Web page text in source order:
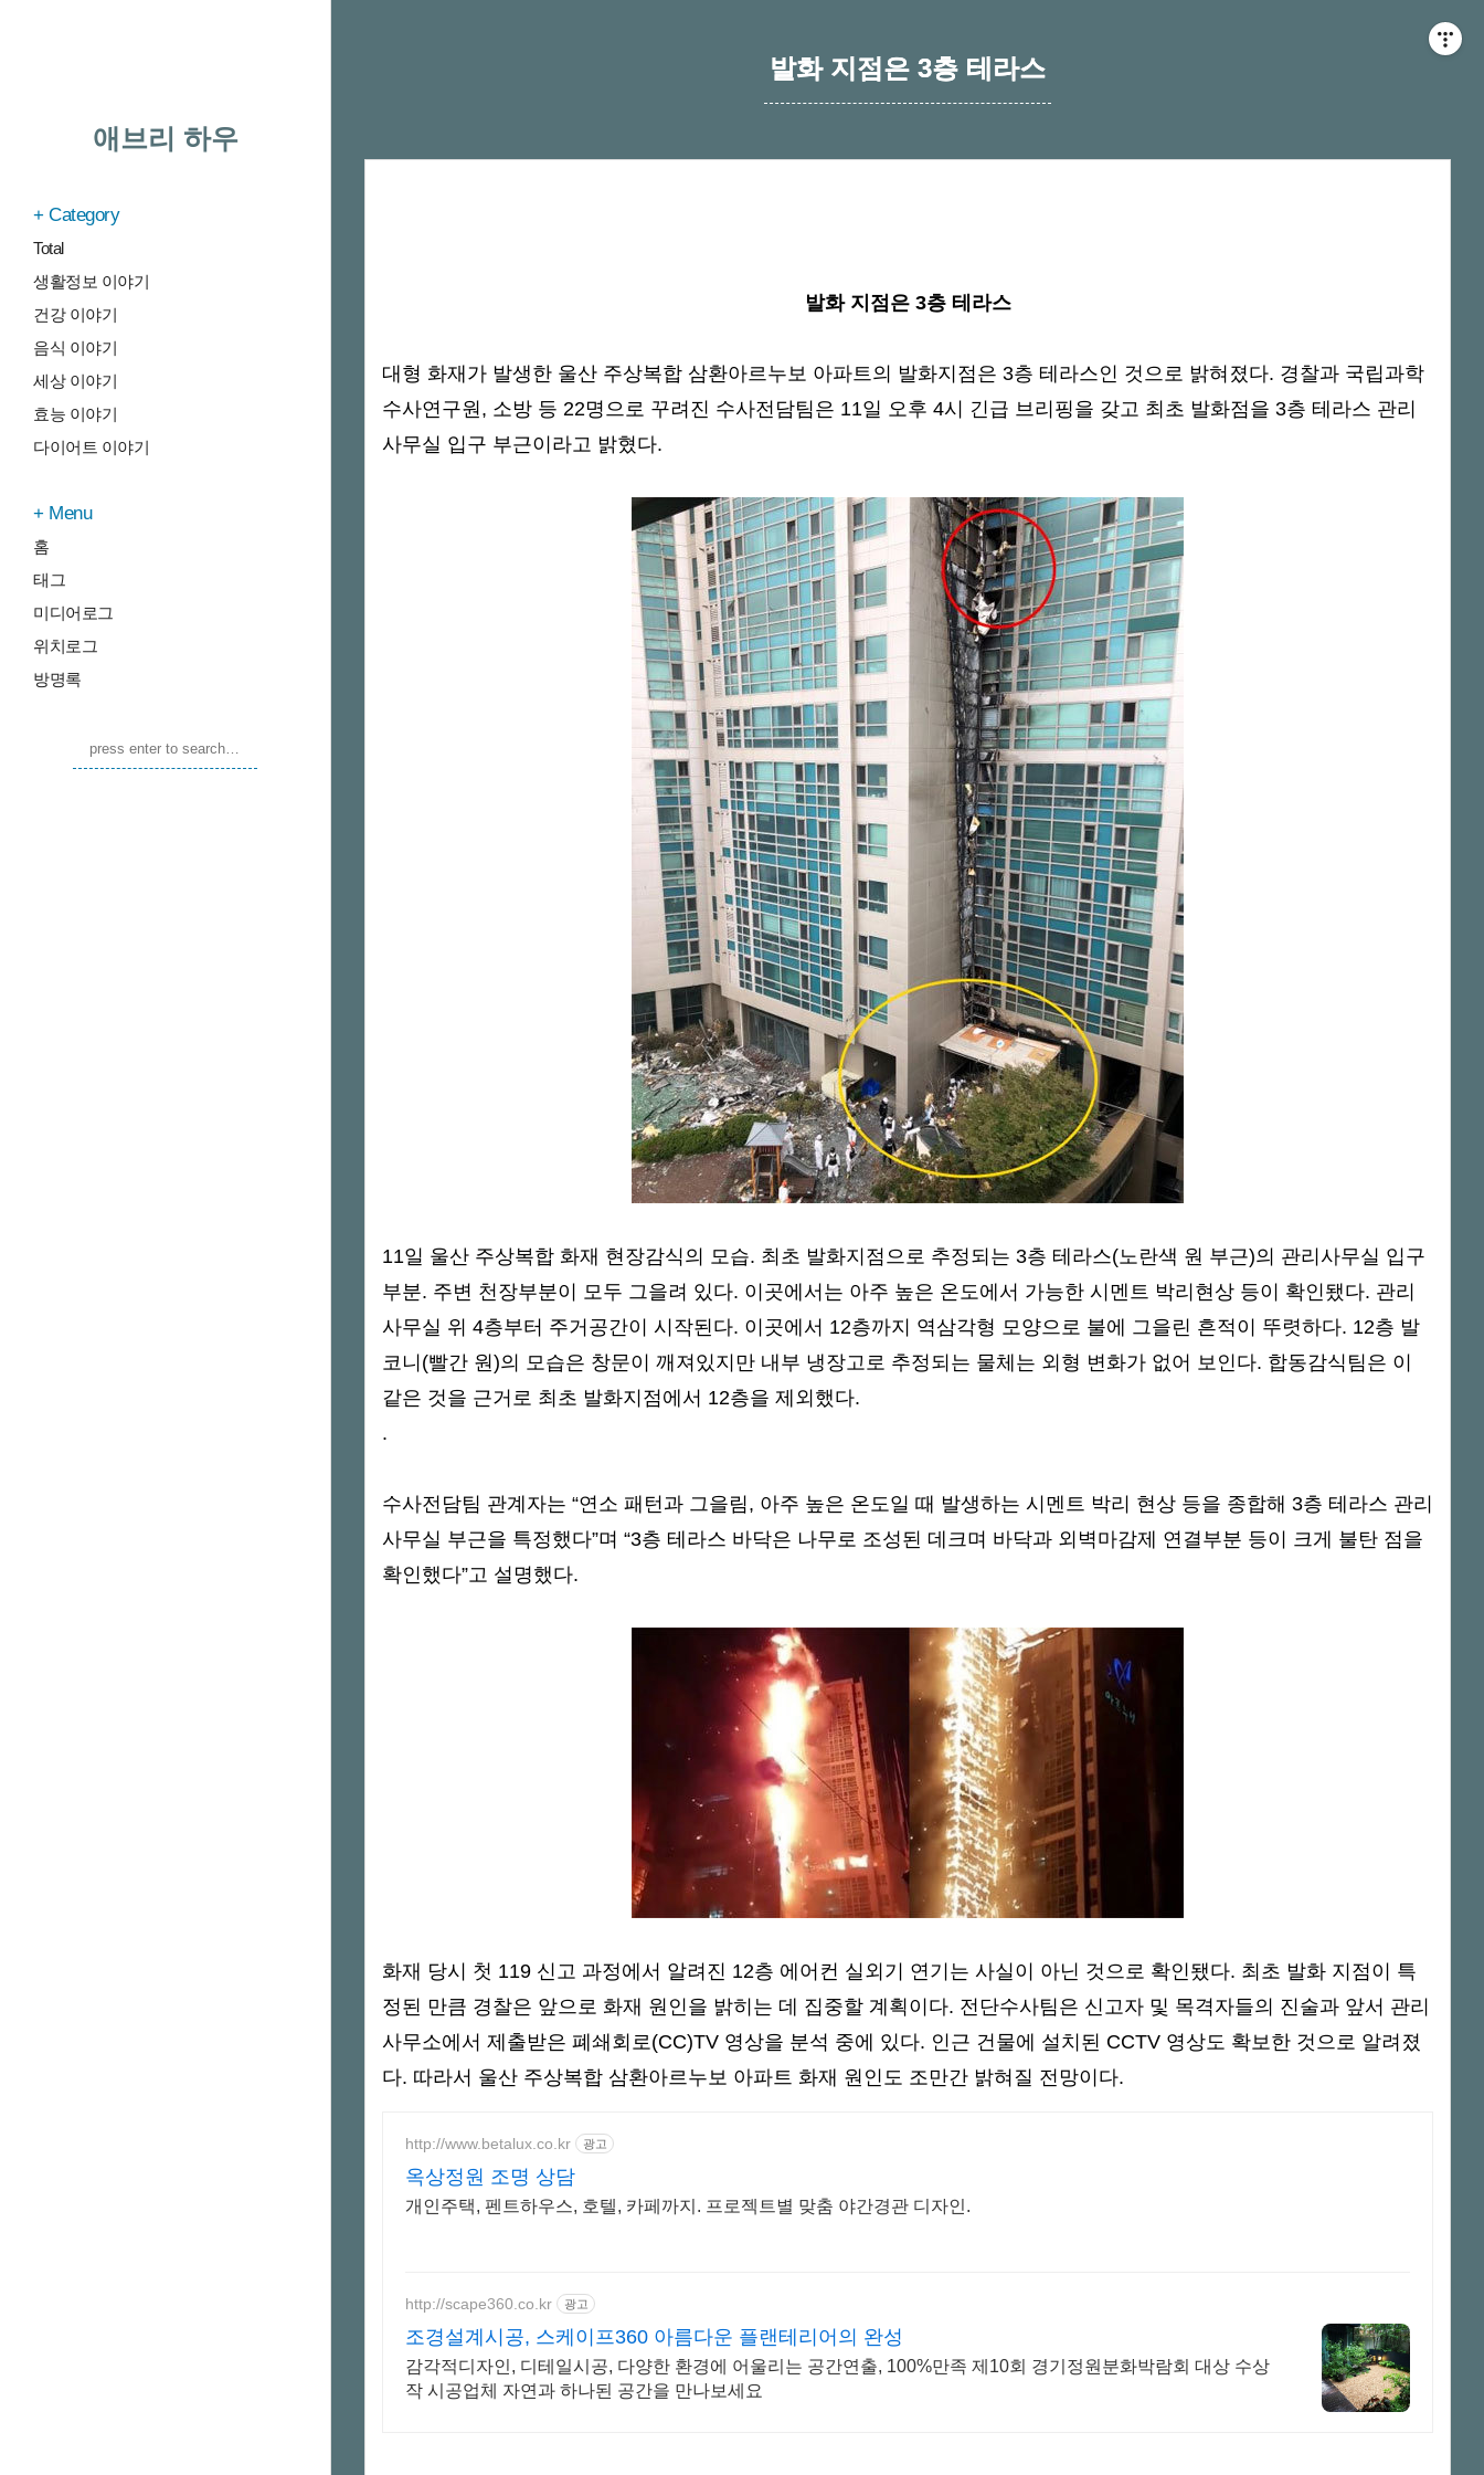
애브리 하우
Category
Total
생활정보 이야기
건강 이야기
음식 이야기
세상 이야기
효능 이야기
다이어트 이야기
Menu
홈
태그
미디어로그
위치로그
방명록
발화 지점은 3층 테라스
발화 지점은 3층 테라스
대형 화재가 발생한 울산 주상복합 삼환아르누보 아파트의 발화지점은 3층 테라스인 것으로 밝혀졌다. 경찰과 국립과학
수사연구원, 소방 등 22명으로 꾸려진 수사전담팀은 11일 오후 4시 긴급 브리핑을 갖고 최초 발화점을 3층 테라스 관리
사무실 입구 부근이라고 밝혔다.
11일 울산 주상복합 화재 현장감식의 모습. 최초 발화지점으로 추정되는 3층 테라스(노란색 원 부근)의 관리사무실 입구
부분. 주변 천장부분이 모두 그을려 있다. 이곳에서는 아주 높은 온도에서 가능한 시멘트 박리현상 등이 확인됐다. 관리
사무실 위 4층부터 주거공간이 시작된다. 이곳에서 12층까지 역삼각형 모양으로 불에 그을린 흔적이 뚜렷하다. 12층 발
코니(빨간 원)의 모습은 창문이 깨져있지만 내부 냉장고로 추정되는 물체는 외형 변화가 없어 보인다. 합동감식팀은 이
같은 것을 근거로 최초 발화지점에서 12층을 제외했다.
.
수사전담팀 관계자는 “연소 패턴과 그을림, 아주 높은 온도일 때 발생하는 시멘트 박리 현상 등을 종합해 3층 테라스 관리
사무실 부근을 특정했다”며 “3층 테라스 바닥은 나무로 조성된 데크며 바닥과 외벽마감제 연결부분 등이 크게 불탄 점을
확인했다”고 설명했다.
화재 당시 첫 119 신고 과정에서 알려진 12층 에어컨 실외기 연기는 사실이 아닌 것으로 확인됐다. 최초 발화 지점이 특
정된 만큼 경찰은 앞으로 화재 원인을 밝히는 데 집중할 계획이다. 전단수사팀은 신고자 및 목격자들의 진술과 앞서 관리
사무소에서 제출받은 폐쇄회로(CC)TV 영상을 분석 중에 있다. 인근 건물에 설치된 CCTV 영상도 확보한 것으로 알려졌
다. 따라서 울산 주상복합 삼환아르누보 아파트 화재 원인도 조만간 밝혀질 전망이다.
http://www.betalux.co.kr 광고
옥상정원 조명 상담
개인주택, 펜트하우스, 호텔, 카페까지. 프로젝트별 맞춤 야간경관 디자인.
http://scape360.co.kr 광고
조경설계시공, 스케이프360 아름다운 플랜테리어의 완성
감각적디자인, 디테일시공, 다양한 환경에 어울리는 공간연출, 100%만족 제10회 경기정원분화박람회 대상 수상
작 시공업체 자연과 하나된 공간을 만나보세요